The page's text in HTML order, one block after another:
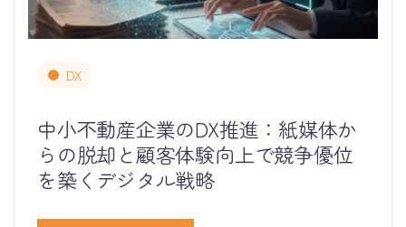
DX
中小不動産企業のDX推進：紙媒体か
らの脱却と顧客体験向上で競争優位
を築くデジタル戦略